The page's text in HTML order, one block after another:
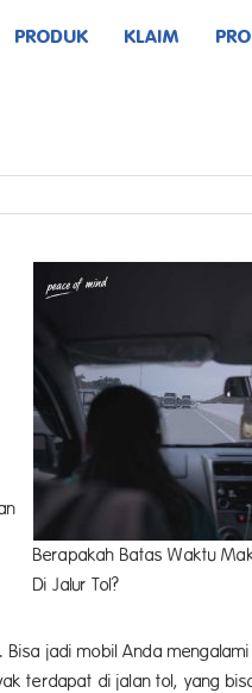
PRODUK KLAIM
Berapakah Batas Waktu
Di Jalur Tol?
jadi mobil Anda
terdapat di jalan tol, yang